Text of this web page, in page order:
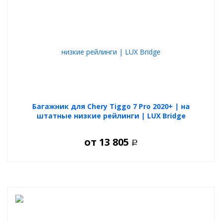
Багажник для Chery Tiggo 7 Pro 2020+ | на
штатные низкие рейлинги | LUX Bridge
от 13 805 Р